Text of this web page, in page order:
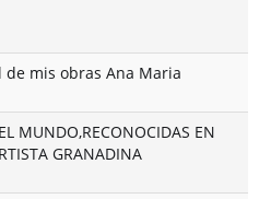
de mis obras Ana Maria
MUNDO,RECONOCIDAS EN
GRANADINA